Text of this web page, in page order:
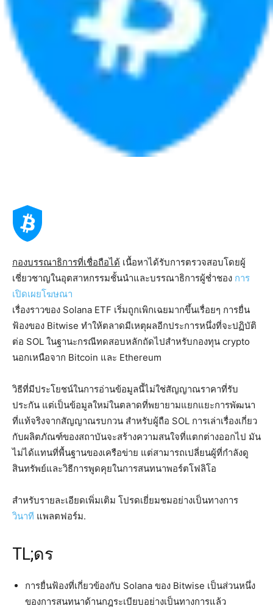
กองบรรณาธิการที่เชื่อถือได้ เนื้อหาได้รับการตรวจสอบโดยผู้
เชี่ยวชาญในอุตสาหกรรมชั้นนำและบรรณาธิการผู้ช่ำชอง การ
เปิดเผยโฆษณา
เรื่องราวของ Solana ETF เริ่มถูกเพิกเฉยมากขึ้นเรื่อยๆ การยื่น
ฟ้องของ Bitwise ทำให้ตลาดมีเหตุผลอีกประการหนึ่งที่จะปฏิบัติ
ต่อ SOL ในฐานะกรณีทดสอบหลักถัดไปสำหรับกองทุน crypto
นอกเหนือจาก Bitcoin และ Ethereum
วิธีที่มีประโยชน์ในการอ่านข้อมูลนี้ไม่ใช่สัญญาณราคาที่รับ
ประกัน แต่เป็นข้อมูลใหม่ในตลาดที่พยายามแยกแยะการพัฒนา
ที่แท้จริงจากสัญญาณรบกวน สำหรับผู้ถือ SOL การเล่าเรื่องเกี่ยว
กับผลิตภัณฑ์ของสถาบันจะสร้างความสนใจที่แตกต่างออกไป มัน
ไม่ได้แทนที่พื้นฐานของเครือข่าย แต่สามารถเปลี่ยนผู้ที่กำลังดู
สินทรัพย์และวิธีการพูดคุยในการสนทนาพอร์ตโฟลิโอ
สำหรับรายละเอียดเพิ่มเติม โปรดเยี่ยมชมอย่างเป็นทางการ
วินาที แพลตฟอร์ม.
TL;ดร
การยื่นฟ้องที่เกี่ยวข้องกับ Solana ของ Bitwise เป็นส่วนหนึ่ง
ของการสนทนาด้านกฎระเบียบอย่างเป็นทางการแล้ว